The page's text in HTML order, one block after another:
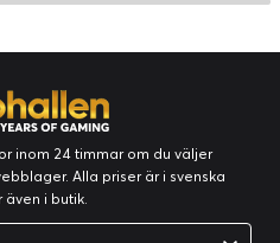
inom 24 timmar om du väljer
Alla priser är i svenska
i butik.